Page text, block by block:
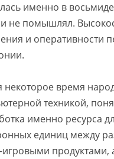
именно в
не помышлял.
и оперативности
некоторое время
техникой,
именно ресурса
единиц между
игровыми продуктами,